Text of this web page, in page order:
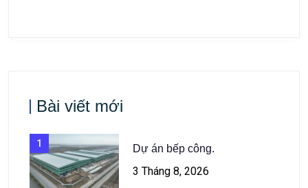
Bài viết mới
1 Dự án bếp công.
3 Tháng 8, 2026